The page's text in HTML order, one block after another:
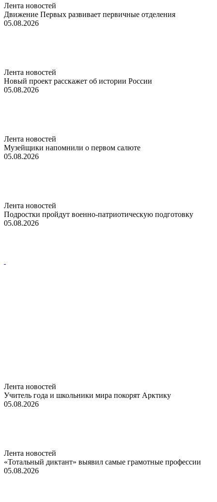
Лента новостей
Движение Первых развивает первичные отделения
05.08.2026
Лента новостей
Новый проект расскажет об истории России
05.08.2026
Лента новостей
Музейщики напомнили о первом салюте
05.08.2026
Лента новостей
Подростки пройдут военно-патриотическую подготовку
05.08.2026
Лента новостей
Учитель года и школьники мира покорят Арктику
05.08.2026
Лента новостей
«Тотальный диктант» выявил самые грамотные профессии
05.08.2026